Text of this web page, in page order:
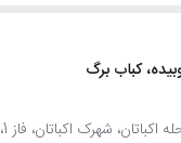
کباب برگ
تهران، منطقه 5، محله اکباتان، شهرک اکباتان، فاز 1،